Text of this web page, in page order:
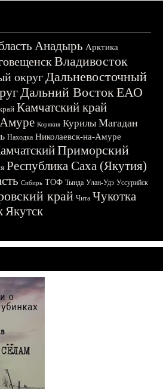
Анадырь Арктика
Владивосток
округДальневосточный
Дальний ВостокЕАО
Камчатский край
Корякия Курилы Магадан
Находка Николаевск-на-Амуре
Приморский
Республика Саха (Якутия)
Сибирь ТОФ Тында Улан-Удэ Уссурийск
край Чита Чукотка
Якутск